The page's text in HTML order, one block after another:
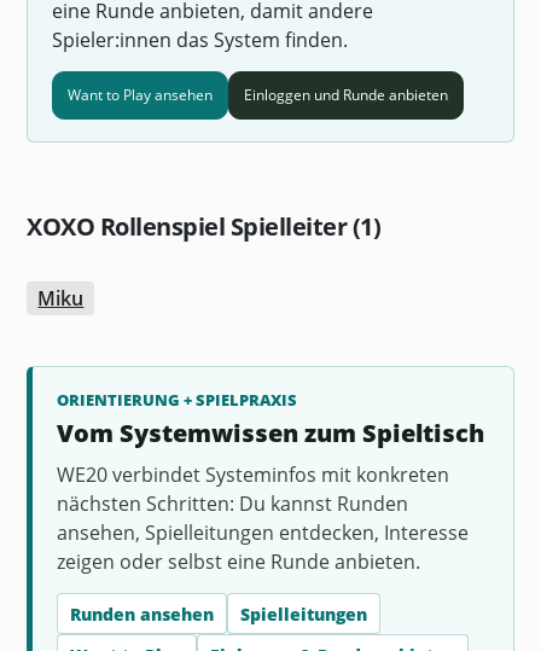
eine Runde anbieten, damit andere
Spieler:innen das System finden.
Want to Play ansehen Einloggen und Runde anbieten
XOXO Rollenspiel Spielleiter (1)
Miku
ORIENTIERUNG + SPIELPRAXIS
Vom Systemwissen zum Spieltisch
WE20 verbindet Systeminfos mit konkreten
nächsten Schritten: Du kannst Runden
ansehen, Spielleitungen entdecken, Interesse
zeigen oder selbst eine Runde anbieten.
Runden ansehen
Spielleitungen